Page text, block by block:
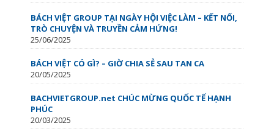
BÁCH VIỆT GROUP TẠI NGÀY HỘI VIỆC LÀM – KẾT NỐI,
TRÒ CHUYỆN VÀ TRUYỀN CẢM HỨNG!
25/06/2025
BÁCH VIỆT CÓ GÌ? – GIỜ CHIA SẺ SAU TAN CA
20/05/2025
BACHVIETGROUP.net CHÚC MỪNG QUỐC TẾ HẠNH
PHÚC
20/03/2025